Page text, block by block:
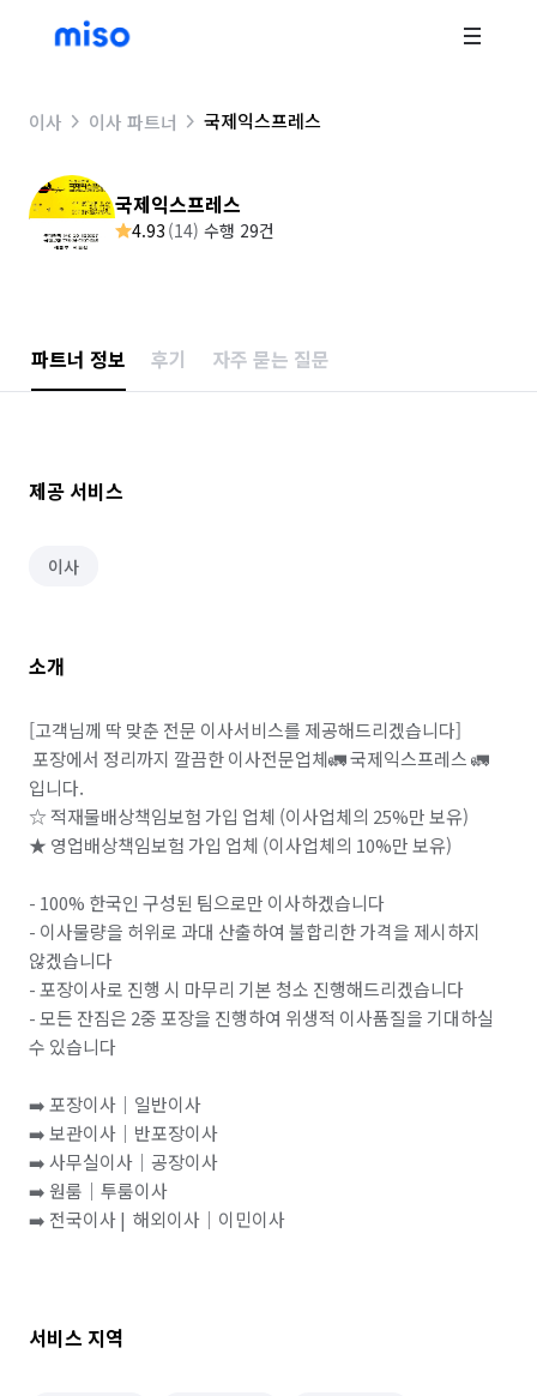
이사 이사 파트너 국제익스프레스
국제익스프레스
4.93 (14) 수행 29건
파트너 정보 후기 자주 묻는 질문
제공 서비스
이사
소개
[고객님께 딱 맞춘 전문 이사서비스를 제공해드리겠습니다]
포장에서 정리까지 깔끔한 이사전문업체🚛 국제익스프레스 🚛
입니다.
☆ 적재물배상책임보험 가입 업체 (이사업체의 25%만 보유)
★ 영업배상책임보험 가입 업체 (이사업체의 10%만 보유)
- 100% 한국인 구성된 팀으로만 이사하겠습니다
- 이사물량을 허위로 과대 산출하여 불합리한 가격을 제시하지
않겠습니다
- 포장이사로 진행 시 마무리 기본 청소 진행해드리겠습니다
- 모든 잔짐은 2중 포장을 진행하여 위생적 이사품질을 기대하실
수 있습니다
➡️ 포장이사｜일반이사
➡️ 보관이사｜반포장이사
➡️ 사무실이사｜공장이사
➡️ 원룸｜투룸이사
➡️ 전국이사 |  해외이사｜이민이사
서비스 지역